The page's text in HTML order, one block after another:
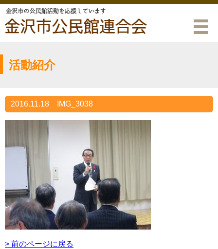
活動紹介
2016.11.18 IMG_3038
> 前のページに戻る